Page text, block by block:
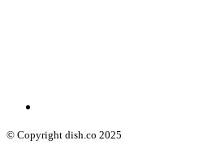
© Copyright dish.co 2025